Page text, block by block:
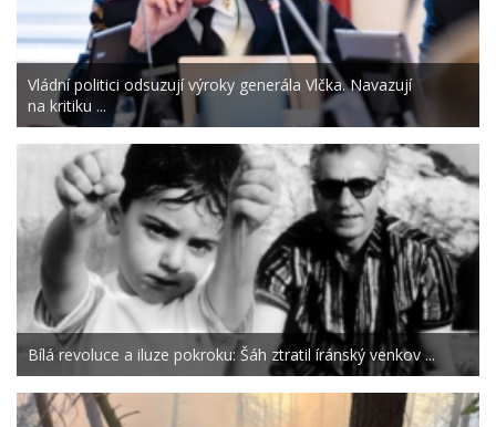
Vládní politici odsuzují výroky generála Vlčka. Navazují
na kritiku ...
Bílá revoluce a iluze pokroku: Šáh ztratil íránský venkov ...